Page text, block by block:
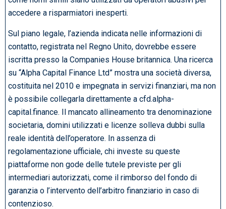
accedere a risparmiatori inesperti.
Sul piano legale, l’azienda indicata nelle informazioni di
contatto, registrata nel Regno Unito, dovrebbe essere
iscritta presso la Companies House britannica. Una ricerca
su “Alpha Capital Finance Ltd” mostra una società diversa,
costituita nel 2010 e impegnata in servizi finanziari, ma non
è possibile collegarla direttamente a cfd.alpha-
capital.finance. Il mancato allineamento tra denominazione
societaria, domini utilizzati e licenze solleva dubbi sulla
reale identità dell’operatore. In assenza di
regolamentazione ufficiale, chi investe su queste
piattaforme non gode delle tutele previste per gli
intermediari autorizzati, come il rimborso del fondo di
garanzia o l’intervento dell’arbitro finanziario in caso di
contenzioso.